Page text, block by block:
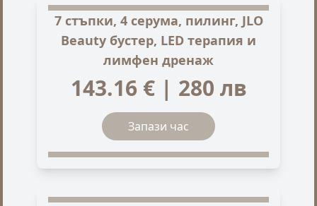
7 стъпки, 4 серума, пилинг, JLO
Beauty бустер, LED терапия и
лимфен дренаж
143.16 € | 280 лв
Запази час